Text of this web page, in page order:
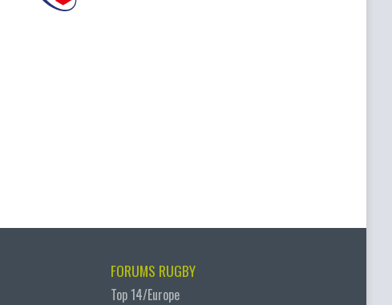
FORUMS RUGBY
Top 14/Europe